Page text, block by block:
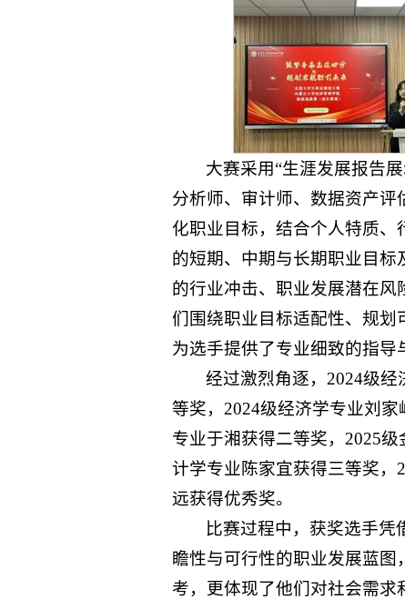
大赛采用“生涯发展报告
分析师、审计师、数据资产
化职业目标，结合个人特质、
的短期、中期与长期职业目
的行业冲击、职业发展潜在
们围绕职业目标适配性、规划
为选手提供了专业细致的指导
经过激烈角逐，2024级
等奖，2024级经济学专业刘
专业于湘获得二等奖，2025
计学专业陈家宜获得三等奖，
远获得优秀奖。
比赛过程中，获奖选手
瞻性与可行性的职业发展蓝
考，更体现了他们对社会需